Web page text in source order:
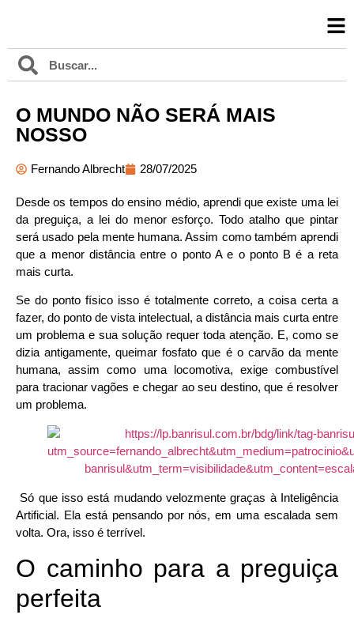
O MUNDO NÃO SERÁ MAIS
NOSSO
Fernando Albrecht 28/07/2025
Desde os tempos do ensino médio, aprendi que existe uma lei
da preguiça, a lei do menor esforço. Todo atalho que pintar
será usado pela mente humana. Assim como também aprendi
que a menor distância entre o ponto A e o ponto B é a reta
mais curta.
Se do ponto físico isso é totalmente correto, a coisa certa a
fazer, do ponto de vista intelectual, a distância mais curta entre
um problema e sua solução requer toda atenção. E, como se
dizia antigamente, queimar fosfato que é o carvão da mente
humana, assim como uma locomotiva, exige combustível
para tracionar vagões e chegar ao seu destino, que é resolver
um problema.
Só que isso está mudando velozmente graças à Inteligência
Artificial. Ela está pensando por nós, em uma escalada sem
volta. Ora, isso é terrível.
O caminho para a preguiça
perfeita